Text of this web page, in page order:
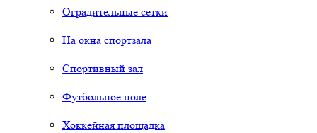
Оградительные сетки
На окна спортзала
Спортивный зал
Футбольное поле
Хоккейная площадка